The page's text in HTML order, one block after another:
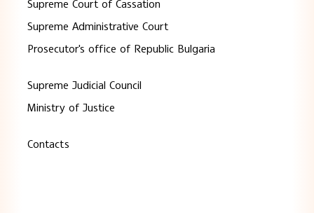
Supreme Court of Cassation
Supreme Administrative Court
Prosecutor's office of Republic Bulgaria
Supreme Judicial Council
Ministry of Justice
Contacts